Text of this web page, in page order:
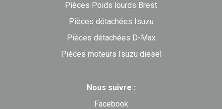
Pièces Poids lourds Brest
Pièces détachées Isuzu
Pièces détachées D-Max
Pièces moteurs Isuzu diesel
Nous suivre :
Facebook